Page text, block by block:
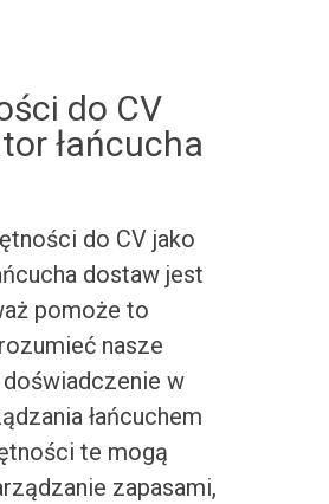
do CV
łańcucha
do CV jako
dostaw jest
pomoże to
nasze
w
łańcuchem
te mogą
zapasami,